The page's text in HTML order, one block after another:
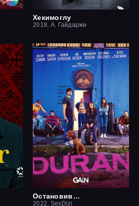
Хекимоглу
2019, А. Гайдаржи
Остановившийся
2022, SesDizi